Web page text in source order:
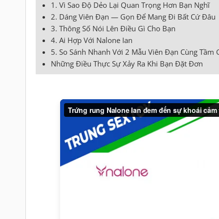
1. Vì Sao Độ Dẻo Lại Quan Trọng Hơn Bạn Nghĩ
2. Dáng Viên Đạn — Gọn Để Mang Đi Bất Cứ Đâu
3. Thông Số Nói Lên Điều Gì Cho Bạn
4. Ai Hợp Với Nalone Ian
5. So Sánh Nhanh Với 2 Mẫu Viên Đạn Cùng Tầm
Những Điều Thực Sự Xảy Ra Khi Bạn Đặt Đơn